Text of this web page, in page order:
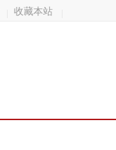
收藏本站